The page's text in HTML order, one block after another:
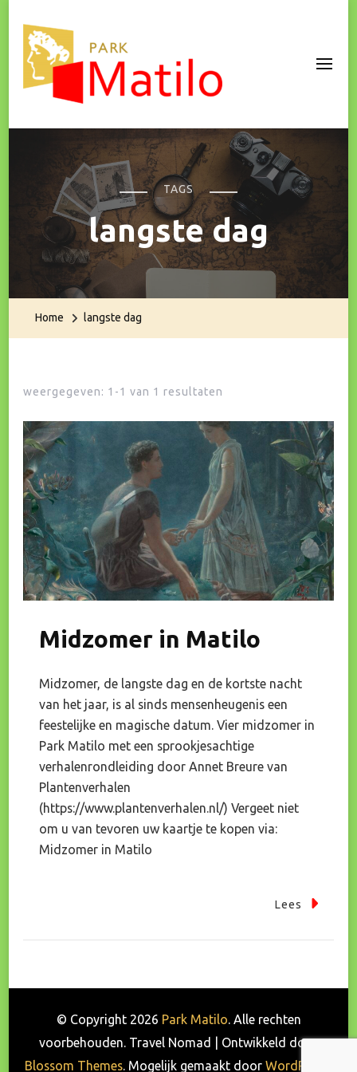
Park Matilo
TAGS
langste dag
Home langste dag
weergegeven: 1-1 van 1 resultaten
Midzomer in Matilo
Midzomer, de langste dag en de kortste nacht
van het jaar, is al sinds mensenheugenis een
feestelijke en magische datum. Vier midzomer in
Park Matilo met een sprookjesachtige
verhalenrondleiding door Annet Breure van
Plantenverhalen
(https://www.plantenverhalen.nl/) Vergeet niet
om u van tevoren uw kaartje te kopen via:
Midzomer in Matilo
Lees
© Copyright 2026 Park Matilo. Alle rechten
voorbehouden. Travel Nomad | Ontwikkeld door
Blossom Themes. Mogelijk gemaakt door WordPress